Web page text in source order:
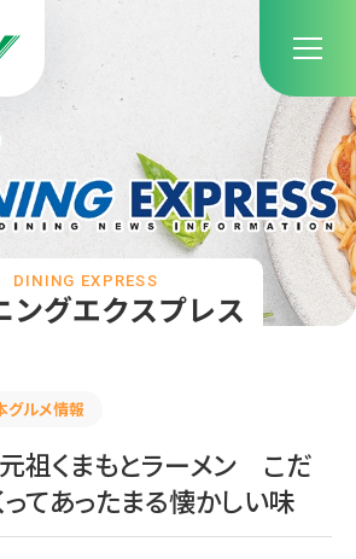
ングエクスプレス
DINING EXPRESS
グルメ情報
くまもとラーメン こだ
てあったまる懐かしい味